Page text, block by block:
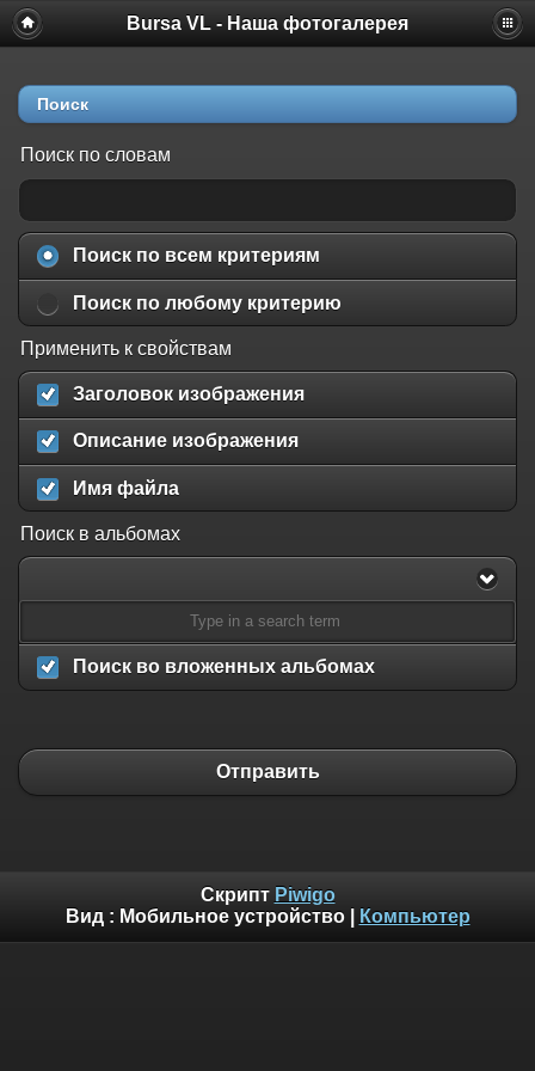
Bursa VL - Наша фотогалерея
Поиск
Поиск по словам
Поиск по всем критериям
Поиск по любому критерию
Применить к свойствам
Заголовок изображения
Описание изображения
Имя файла
Поиск в альбомах
Поиск во вложенных альбомах
Отправить
Скрипт Piwigo
Вид : Мобильное устройство| Компьютер